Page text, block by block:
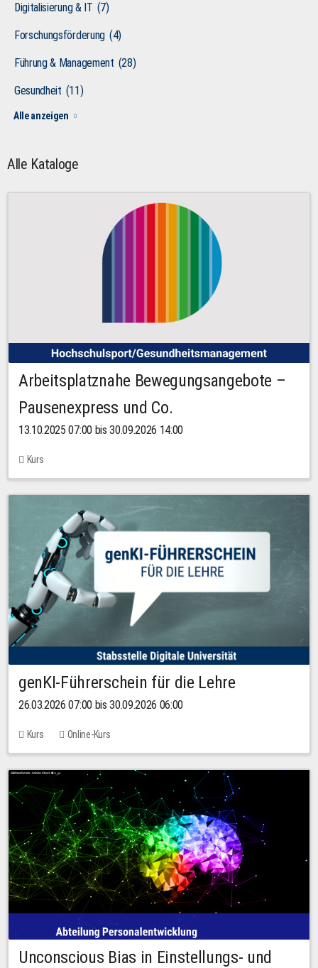
Digitalisierung & IT (7)
Forschungsförderung (4)
Führung & Management (28)
Gesundheit (11)
Alle anzeigen
Alle Kataloge
Arbeitsplatznahe Bewegungsangebote –
Pausenexpress und Co.
13.10.2025 07:00 bis 30.09.2026 14:00
Kurs
genKI-Führerschein für die Lehre
26.03.2026 07:00 bis 30.09.2026 06:00
Kurs Online-Kurs
Unconscious Bias in Einstellungs- und